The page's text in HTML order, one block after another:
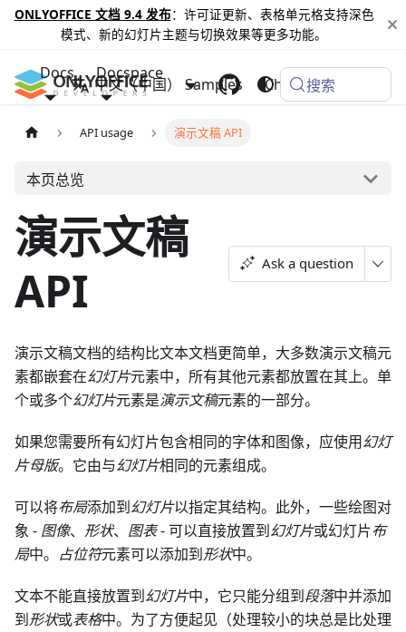
ONLYOFFICE 文档 9.4 发布：许可证更新、表格单元格支持深色
模式、新的幻灯片主题与切换效果等更多功能。
Docs Docspace
Samples Changelog
中文（中国） 搜索
API usage 演示文稿 API
本页总览
演示文稿
API
Ask a question
演示文稿文档的结构比文本文档更简单，大多数演示文稿元
素都嵌套在幻灯片元素中，所有其他元素都放置在其上。单
个或多个幻灯片元素是演示文稿元素的一部分。
如果您需要所有幻灯片包含相同的字体和图像，应使用幻灯
片母版。它由与幻灯片相同的元素组成。
可以将布局添加到幻灯片以指定其结构。此外，一些绘图对
象 - 图像、 形状、 图表- 可以直接放置到幻灯片或幻灯片布
局中。 占位符元素可以添加到形状中。
文本不能直接放置到幻灯片中，它只能分组到段落中并添加
到形状或表格中。为了方便起见（处理较小的块总是比处理